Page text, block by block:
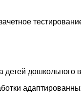
детей дошкольного